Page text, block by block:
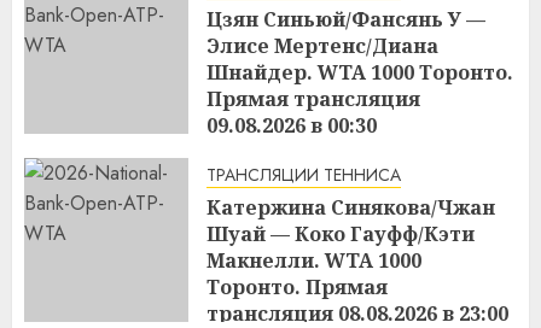
Цзян Синьюй/Фансянь У —
Элисе Мертенс/Диана
Шнайдер. WTA 1000 Торонто.
Прямая трансляция
09.08.2026 в 00:30
ТРАНСЛЯЦИИ ТЕННИСА
Катержина Синякова/Чжан
Шуай — Коко Гауфф/Кэти
Макнелли. WTA 1000
Торонто. Прямая
трансляция 08.08.2026 в 23:00